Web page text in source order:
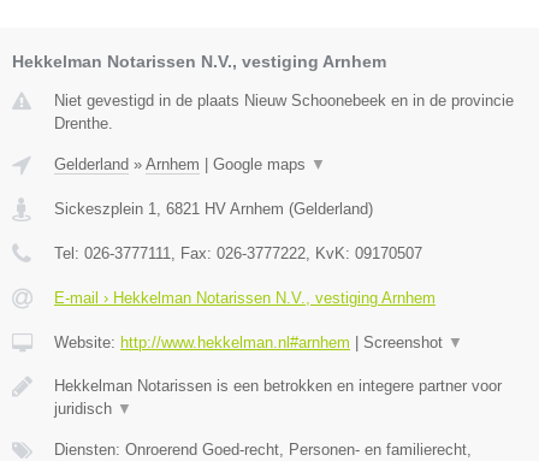
Hekkelman Notarissen N.V., vestiging Arnhem
Niet gevestigd in de plaats Nieuw Schoonebeek en in de provincie
Drenthe.
Gelderland » Arnhem Google maps ▼
Sickeszplein 1 6821 HV Arnhem (Gelderland)
Tel: 026-3777111 , Fax: 026-3777222 , KvK: 09170507
E-mail › Hekkelman Notarissen N.V., vestiging Arnhem
Website: http://www.hekkelman.nl#arnhem Screenshot ▼
Hekkelman Notarissen is een betrokken en integere partner voor
juridisch ▼
Diensten: Onroerend Goed-recht, Personen- en familierecht,